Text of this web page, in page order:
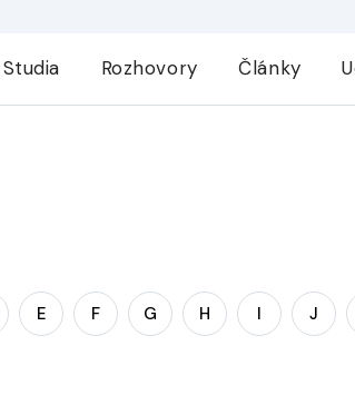
Studia Rozhovory Články
E F G H I J